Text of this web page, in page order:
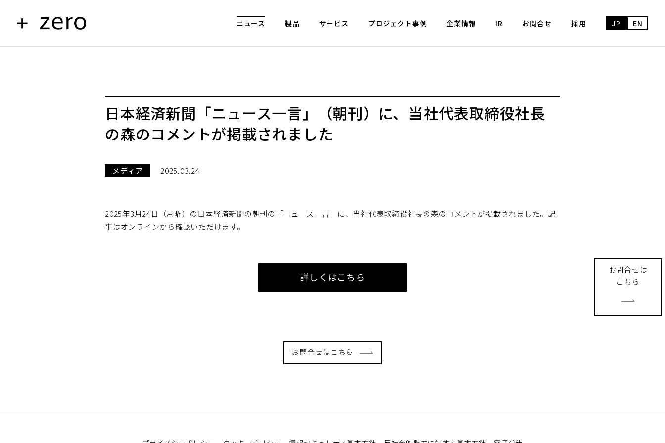
ニュース 製品 サービス プロジェクト事例 企業情報 IR お問合せ 採用 JP EN
日本経済新聞「ニュース一言」（朝刊）に、当社代表取締役社長
の森のコメントが掲載されました
メディア 2025.03.24
2025年3月24日（月曜）の日本経済新聞の朝刊の「ニュース一言」に、当社代表取締役社長の森のコメントが掲載されました。記
事はオンラインから確認いただけます。
詳しくはこちら
お問合せは
こちら
お問合せはこちら